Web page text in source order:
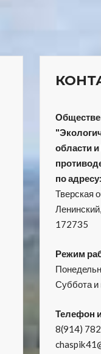
области
по адресу:
Тверская
172735
Режим
Суббота
Телефон
8(914)